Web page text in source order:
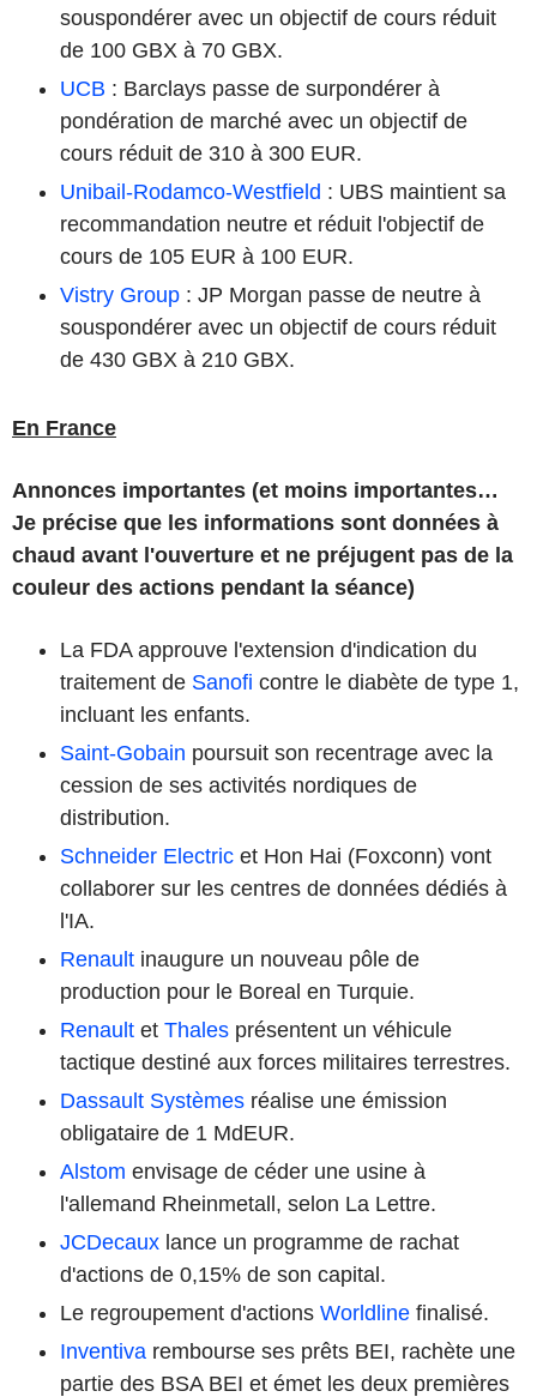
souspondérer avec un objectif de cours réduit
de 100 GBX à 70 GBX.
UCB : Barclays passe de surpondérer à
pondération de marché avec un objectif de
cours réduit de 310 à 300 EUR.
Unibail-Rodamco-Westfield : UBS maintient sa
recommandation neutre et réduit l'objectif de
cours de 105 EUR à 100 EUR.
Vistry Group : JP Morgan passe de neutre à
souspondérer avec un objectif de cours réduit
de 430 GBX à 210 GBX.
En France
Annonces importantes (et moins importantes…
Je précise que les informations sont données à
chaud avant l'ouverture et ne préjugent pas de la
couleur des actions pendant la séance)
La FDA approuve l'extension d'indication du
traitement de Sanofi contre le diabète de type 1,
incluant les enfants.
Saint-Gobain poursuit son recentrage avec la
cession de ses activités nordiques de
distribution.
Schneider Electric et Hon Hai (Foxconn) vont
collaborer sur les centres de données dédiés à
l'IA.
Renault inaugure un nouveau pôle de
production pour le Boreal en Turquie.
Renault et Thales présentent un véhicule
tactique destiné aux forces militaires terrestres.
Dassault Systèmes réalise une émission
obligataire de 1 MdEUR.
Alstom envisage de céder une usine à
l'allemand Rheinmetall, selon La Lettre.
JCDecaux lance un programme de rachat
d'actions de 0,15% de son capital.
Le regroupement d'actions Worldline finalisé.
Inventiva rembourse ses prêts BEI, rachète une
partie des BSA BEI et émet les deux premières